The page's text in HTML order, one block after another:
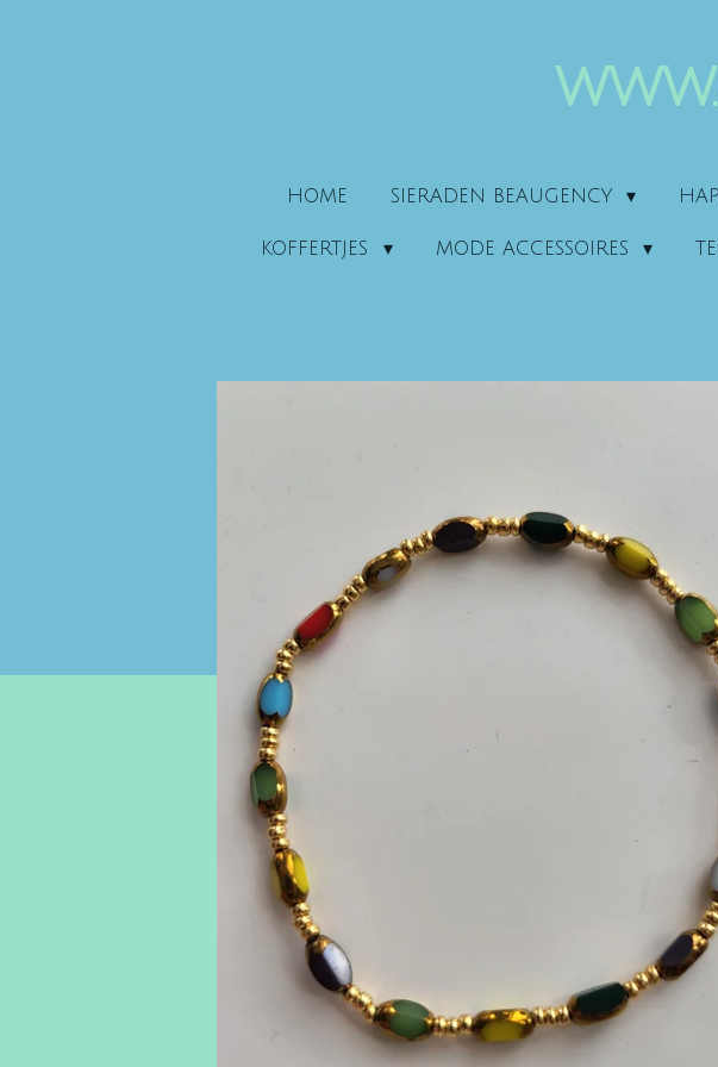
HOME SIERADEN BEAUGENCY
KOFFERTJES MODE ACCESSOIRES